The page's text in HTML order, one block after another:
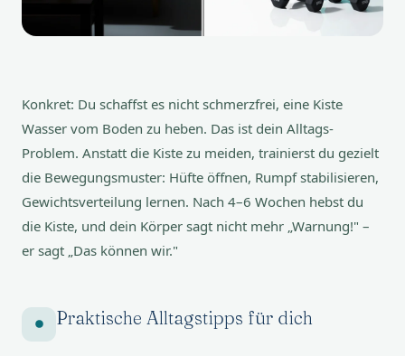
Konkret: Du schaffst es nicht schmerzfrei, eine Kiste
Wasser vom Boden zu heben. Das ist dein Alltags-
Problem. Anstatt die Kiste zu meiden, trainierst du gezielt
die Bewegungsmuster: Hüfte öffnen, Rumpf stabilisieren,
Gewichtsverteilung lernen. Nach 4–6 Wochen hebst du
die Kiste, und dein Körper sagt nicht mehr „Warnung!" –
er sagt „Das können wir."
Praktische Alltagstipps für dich